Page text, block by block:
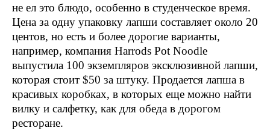
не ел это блюдо, особенно в студенческое время.
Цена за одну упаковку лапши составляет около 20
центов, но есть и более дорогие варианты,
например, компания Harrods Pot Noodle
выпустила 100 экземпляров эксклюзивной лапши,
которая стоит $50 за штуку. Продается лапша в
красивых коробках, в которых еще можно найти
вилку и салфетку, как для обеда в дорогом
ресторане.